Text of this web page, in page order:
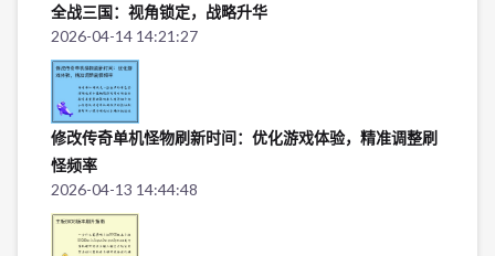
全战三国：视角锁定，战略升华
2026-04-14 14:21:27
修改传奇单机怪物刷新时间：优化游戏体验，精准调整刷
怪频率
2026-04-13 14:44:48